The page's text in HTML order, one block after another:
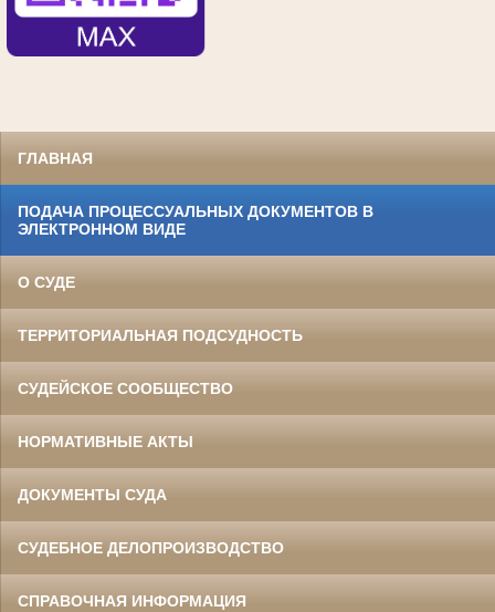
ГЛАВНАЯ
ПОДАЧА ПРОЦЕССУАЛЬНЫХ ДОКУМЕНТОВ В
ЭЛЕКТРОННОМ ВИДЕ
О СУДЕ
ТЕРРИТОРИАЛЬНАЯ ПОДСУДНОСТЬ
СУДЕЙСКОЕ СООБЩЕСТВО
НОРМАТИВНЫЕ АКТЫ
ДОКУМЕНТЫ СУДА
СУДЕБНОЕ ДЕЛОПРОИЗВОДСТВО
СПРАВОЧНАЯ ИНФОРМАЦИЯ